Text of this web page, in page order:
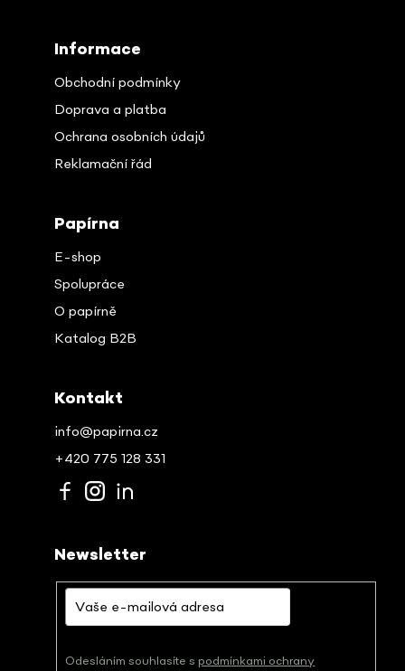
Informace
Obchodní podmínky
Doprava a platba
Ochrana osobních údajů
Reklamační řád
Papírna
E-shop
Spolupráce
O papírně
Katalog B2B
Kontakt
info@papirna.cz
+420 775 128 331
Newsletter
Odesláním souhlasíte s podmínkami ochrany